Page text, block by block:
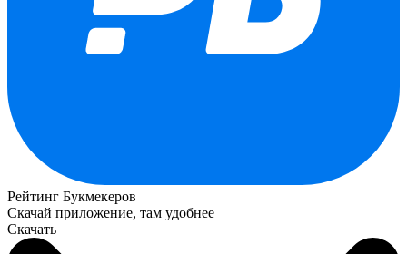
Рейтинг Букмекеров
Скачай приложение, там удобнее
Скачать